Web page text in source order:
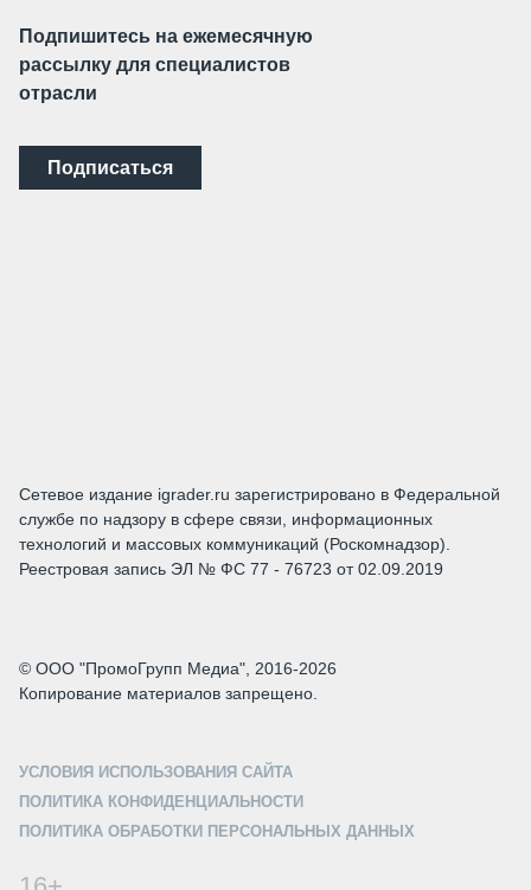
Подпишитесь на ежемесячную
рассылку для специалистов
отрасли
Подписаться
Сетевое издание igrader.ru зарегистрировано в Федеральной
службе по надзору в сфере связи, информационных
технологий и массовых коммуникаций (Роскомнадзор).
Реестровая запись ЭЛ № ФС 77 - 76723 от 02.09.2019
© ООО "ПромоГрупп Медиа", 2016-2026
Копирование материалов запрещено.
УСЛОВИЯ ИСПОЛЬЗОВАНИЯ САЙТА
ПОЛИТИКА КОНФИДЕНЦИАЛЬНОСТИ
ПОЛИТИКА ОБРАБОТКИ ПЕРСОНАЛЬНЫХ ДАННЫХ